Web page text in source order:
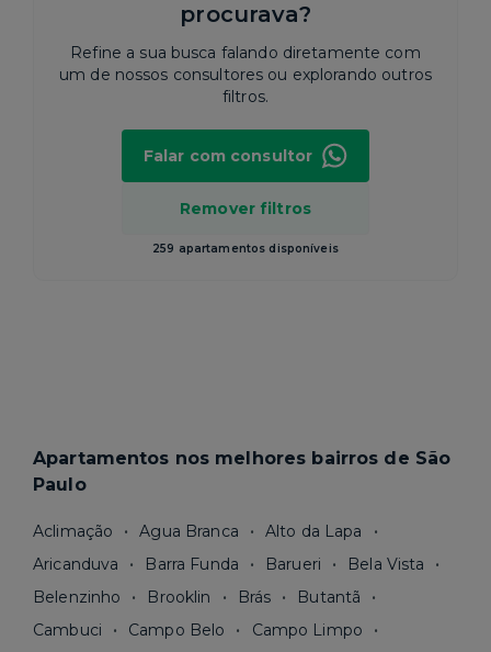
procurava?
Refine a sua busca falando diretamente com
um de nossos consultores ou explorando outros
filtros.
Remover filtros
259 apartamentos disponíveis
Falar com consultor
Apartamentos nos melhores bairros de São
Paulo
Aclimação Agua Branca
Alto da Lapa
Aricanduva
Barra Funda Barueri
Bela Vista
Belenzinho
Brooklin Brás
Butantã
Cambuci
Campo Belo
Campo Limpo